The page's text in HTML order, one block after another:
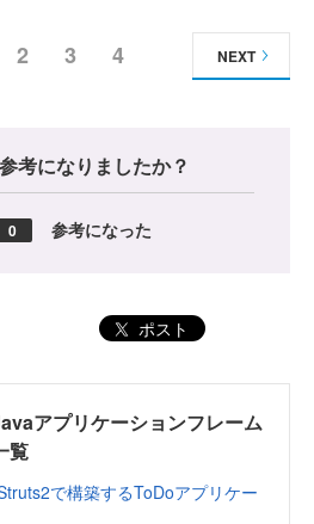
2 3 4 NEXT
考になりましたか？
0 参考になった
ポスト
アプリケーションフレーム
覧
で構築するToDoアプリケー